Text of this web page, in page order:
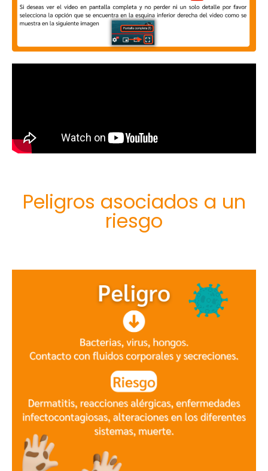
Peligros asociados a un
riesgo